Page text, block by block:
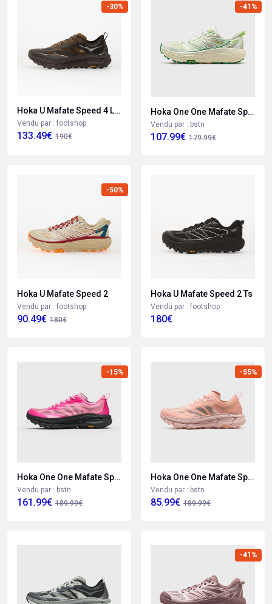
-30%
Hoka U Mafate Speed 4 Lite
Vendu par : footshop
133.49€ 190€
-41%
Hoka One One Mafate Speed 2
Vendu par : bstn
107.99€ 179.99€
-50%
Hoka U Mafate Speed 2
Vendu par : footshop
90.49€ 180€
Hoka U Mafate Speed 2 Ts
Vendu par : footshop
180€
-15%
Hoka One One Mafate Speed 4 Lite
Vendu par : bstn
161.99€ 189.99€
-55%
Hoka One One Mafate Speed 4 Lite
Vendu par : bstn
85.99€ 189.99€
-41%